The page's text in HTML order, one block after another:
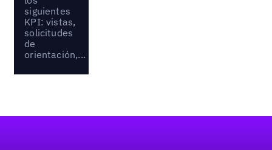
siguientes
KPI: vistas,
solicitudes
de
orientación,...